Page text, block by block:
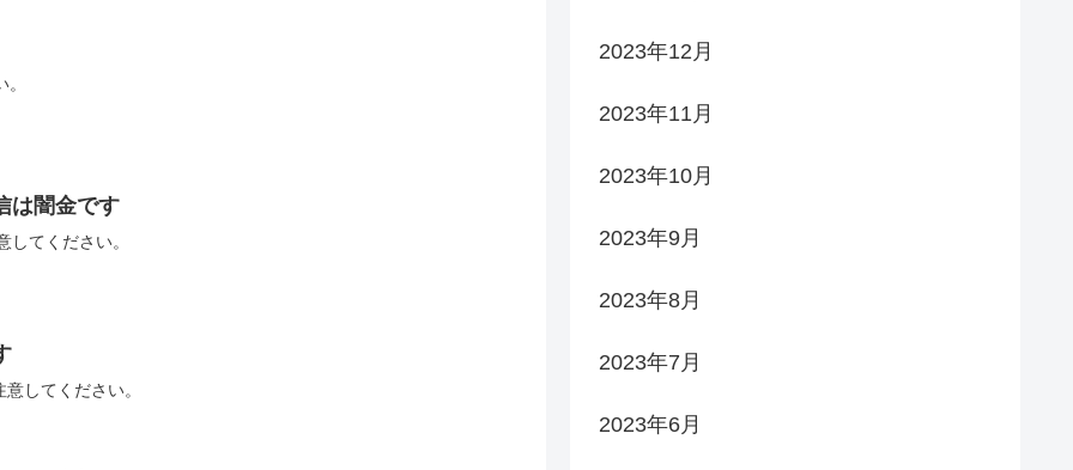
は闇金です
てください。
してください。
2023年12月
2023年11月
2023年10月
2023年9月
2023年8月
2023年7月
2023年6月